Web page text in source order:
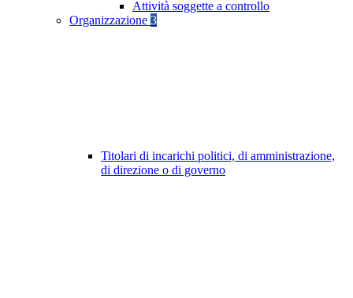
Attività soggette a controllo
Organizzazione 3
Titolari di incarichi politici, di amministrazione,
di direzione o di governo